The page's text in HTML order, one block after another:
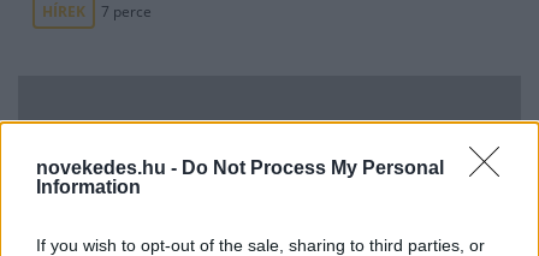
novekedes.hu - Do Not Process My Personal
Information
If you wish to opt-out of the sale, sharing to third parties, or
HÍREK 7 perce